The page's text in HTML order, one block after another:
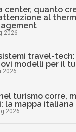
center, quanto
al
2026
travel-tech:
modelli per il
2026
nel turismo corre,
la mappa italiana
2026